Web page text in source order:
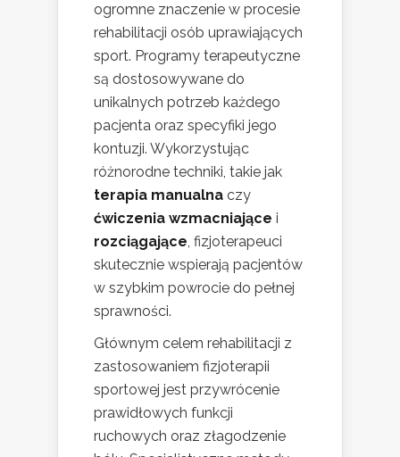
ogromne znaczenie w procesie
rehabilitacji osób uprawiających
sport. Programy terapeutyczne
są dostosowywane do
unikalnych potrzeb każdego
pacjenta oraz specyfiki jego
kontuzji. Wykorzystując
różnorodne techniki, takie jak
terapia manualna czy
ćwiczenia wzmacniające i
rozciągające, fizjoterapeuci
skutecznie wspierają pacjentów
w szybkim powrocie do pełnej
sprawności.
Głównym celem rehabilitacji z
zastosowaniem fizjoterapii
sportowej jest przywrócenie
prawidłowych funkcji
ruchowych oraz złagodzenie